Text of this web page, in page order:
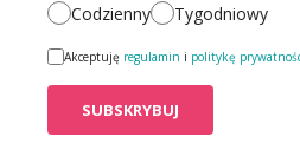
Codzienny Tygodniowy
Akceptuję regulamin i politykę